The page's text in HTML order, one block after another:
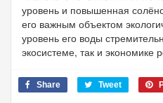
уровень и повышенная
его важным объектом
уровень его воды
экосистеме, так и экономике
Share Tweet